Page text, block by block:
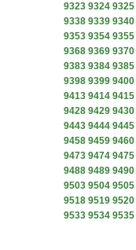
9323 9324 9325
9338 9339 9340
9353 9354 9355
9368 9369 9370
9383 9384 9385
9398 9399 9400
9413 9414 9415
9428 9429 9430
9443 9444 9445
9458 9459 9460
9473 9474 9475
9488 9489 9490
9503 9504 9505
9518 9519 9520
9533 9534 9535